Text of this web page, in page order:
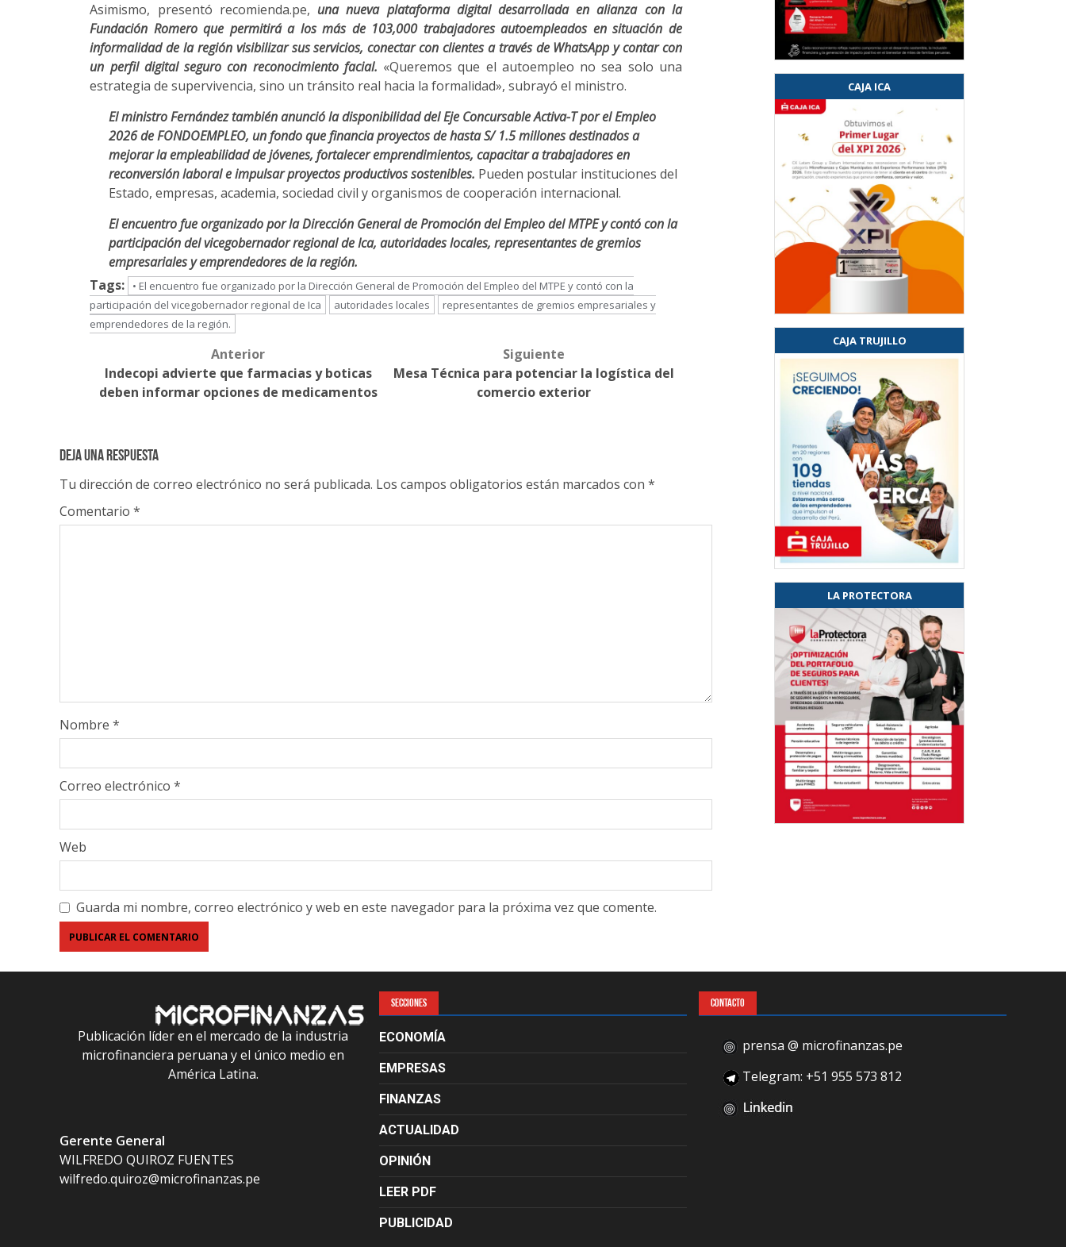
Asimismo, presentó recomienda.pe, una nueva plataforma digital desarrollada en alianza con la
Fundación Romero que permitirá a los más de 103,000 trabajadores autoempleados en situación de
informalidad de la región visibilizar sus servicios, conectar con clientes a través de WhatsApp y contar con
un perfil digital seguro con reconocimiento facial. «Queremos que el autoempleo no sea solo una
estrategia de supervivencia, sino un tránsito real hacia la formalidad», subrayó el ministro.
El ministro Fernández también anunció la disponibilidad del Eje Concursable Activa-T por el Empleo
2026 de FONDOEMPLEO, un fondo que financia proyectos de hasta S/ 1.5 millones destinados a
mejorar la empleabilidad de jóvenes, fortalecer emprendimientos, capacitar a trabajadores en
reconversión laboral e impulsar proyectos productivos sostenibles. Pueden postular instituciones del
Estado, empresas, academia, sociedad civil y organismos de cooperación internacional.
El encuentro fue organizado por la Dirección General de Promoción del Empleo del MTPE y contó con la
participación del vicegobernador regional de Ica, autoridades locales, representantes de gremios
empresariales y emprendedores de la región.
Tags:
• El encuentro fue organizado por la Dirección General de Promoción del Empleo del MTPE y contó con la
participación del vicegobernador regional de Ica
autoridades locales
representantes de gremios empresariales y
emprendedores de la región.
navigation
Anterior
Indecopi advierte que farmacias y boticas
deben informar opciones de medicamentos
Siguiente
Mesa Técnica para potenciar la logística del
comercio exterior
Deja una respuesta
Tu dirección de correo electrónico no será publicada. Los campos obligatorios están marcados con *
Comentario *
Nombre *
Correo electrónico *
Web
Guarda mi nombre, correo electrónico y web en este navegador para la próxima vez que comente.
CAJA ICA
CAJA TRUJILLO
LA PROTECTORA
Publicación líder en el mercado de la industria
microfinanciera peruana y el único medio en
América Latina.
Gerente General
WILFREDO QUIROZ FUENTES
wilfredo.quiroz@microfinanzas.pe
SECCIONES
ECONOMÍA
EMPRESAS
FINANZAS
ACTUALIDAD
OPINIÓN
LEER PDF
PUBLICIDAD
CONTACTO
prensa @ microfinanzas.pe
Telegram: +51 955 573 812